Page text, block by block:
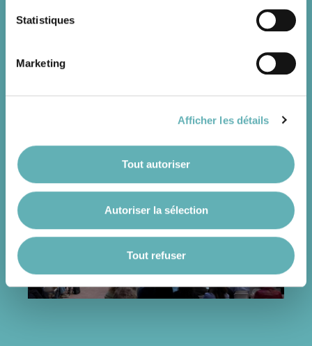
dessus.
Il est précisé que la navigation sur le site et certaines
fonctionnalités (ex : lecture de vidéos, partage sur les
vidéo, personnalisation de l’affichage du site) peuvent
être affectées en cas de refus de tous les cookies ou des
cookies non nécessaires.
Vous avez la possibilité de modifier ou retirer votre
consentement à tout moment en cliquant sur l’icône
flottante en bas à gauche de chaque page.
Statistiques
Marketing
Afficher les détails
Tout autoriser
Autoriser la sélection
Tout refuser
visible, le Luxembourg continue de renforcer sa
position comme acteur proactif de la construction
Photos: © ChangeNow / Chambre de Commerce /